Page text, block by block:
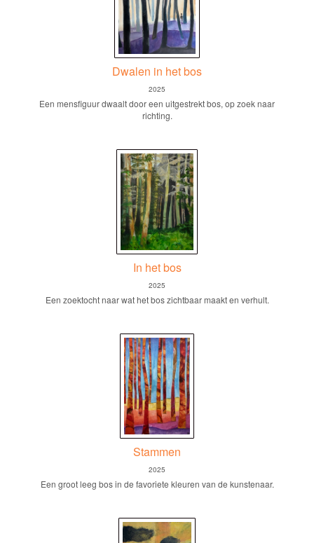
Dwalen in het bos
2025
Een mensfiguur dwaalt door een uitgestrekt bos, op zoek naar
richting.
In het bos
2025
Een zoektocht naar wat het bos zichtbaar maakt en verhult.
Stammen
2025
Een groot leeg bos in de favoriete kleuren van de kunstenaar.